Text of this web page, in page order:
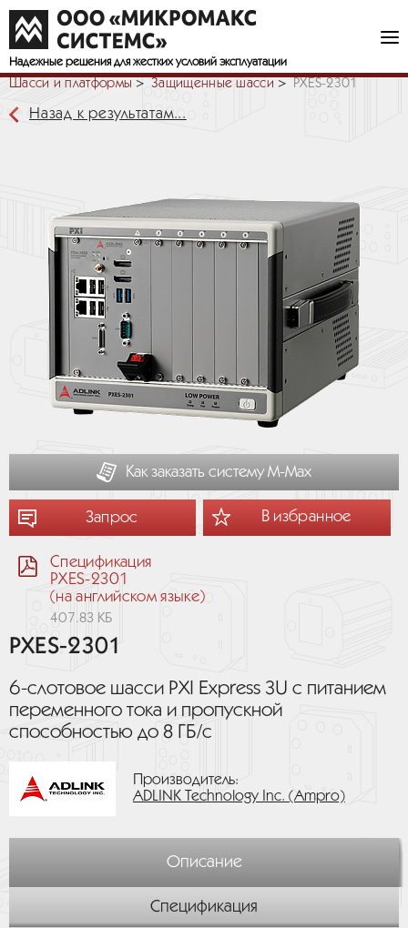
Надежные решения для жестких условий эксплуатации
Шасси и платформы Защищенные шасси PXES-2301
Назад к результатам...
Как заказать систему М-Мах
Запрос В избранное
Спецификация
PXES-2301
(на английском языке)
407.83 КБ
PXES-2301
6-слотовое шасси PXI Express 3U с питанием
переменного тока и пропускной
способностью до 8 ГБ/с
Производитель:
ADLINK Technology Inc. (Ampro)
Описание
Спецификация